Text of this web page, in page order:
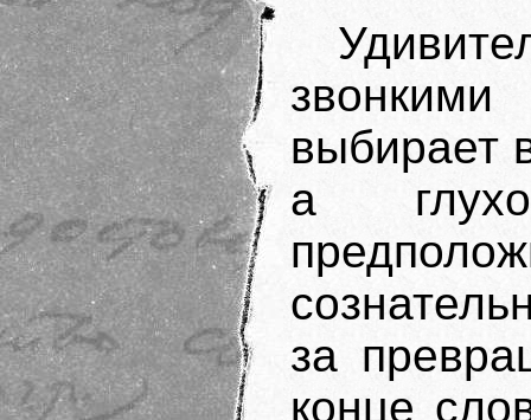
выбирает
а
за
конце